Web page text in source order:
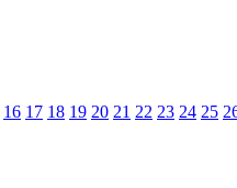
16 17 18 19 20 21 22 23 24 25